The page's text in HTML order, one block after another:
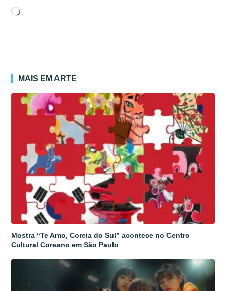
Carregando...
MAIS EM ARTE
Mostra “Te Amo, Coreia do Sul” acontece no Centro
Cultural Coreano em São Paulo